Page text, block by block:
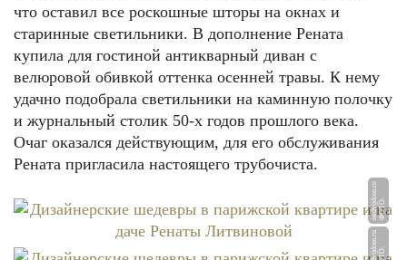
что оставил все роскошные шторы на окнах и
старинные светильники. В дополнение Рената
купила для гостиной антикварный диван с
велюровой обивкой оттенка осенней травы. К нему
удачно подобрала светильники на каминную полочку
и журнальный столик 50-х годов прошлого века.
Очаг оказался действующим, для его обслуживания
Рената пригласила настоящего трубочиста.
Ф
О
Т
О:
n
e
d
vij
d
o
m.
r
u
u